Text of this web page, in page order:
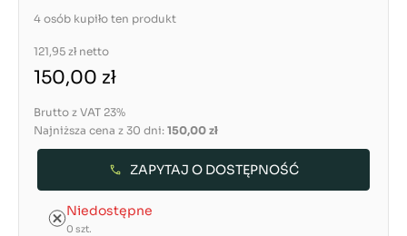
4 osób kupiło ten produkt
121,95 zł netto
150,00 zł
Brutto z VAT 23%
Najniższa cena z 30 dni: 150,00 zł
ZAPYTAJ O DOSTĘPNOŚĆ
Niedostępne
0 szt.